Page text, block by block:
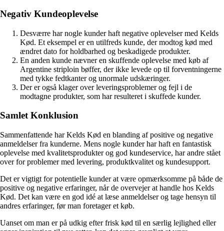
Negativ Kundeoplevelse
Desværre har nogle kunder haft negative oplevelser med Kelds
Kød. Et eksempel er en utilfreds kunde, der modtog kød med
ændret dato for holdbarhed og beskadigede produkter.
En anden kunde nævner en skuffende oplevelse med køb af
Argentine striploin bøffer, der ikke levede op til forventningerne
med tykke fedtkanter og unormale udskæringer.
Der er også klager over leveringsproblemer og fejl i de
modtagne produkter, som har resulteret i skuffede kunder.
Samlet Konklusion
Sammenfattende har Kelds Kød en blanding af positive og negative
anmeldelser fra kunderne. Mens nogle kunder har haft en fantastisk
oplevelse med kvalitetsprodukter og god kundeservice, har andre stået
over for problemer med levering, produktkvalitet og kundesupport.
Det er vigtigt for potentielle kunder at være opmærksomme på både de
positive og negative erfaringer, når de overvejer at handle hos Kelds
Kød. Det kan være en god idé at læse anmeldelser og tage hensyn til
andres erfaringer, før man foretager et køb.
Uanset om man er på udkig efter frisk kød til en særlig lejlighed eller